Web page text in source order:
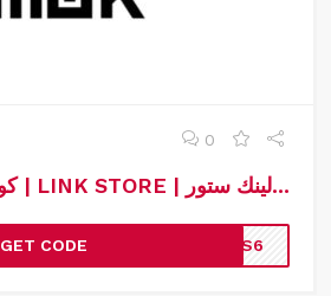
0
كود خصم لينك ستور | LINK STORE | كوبون خصم لينك ستور
GET CODE LS6